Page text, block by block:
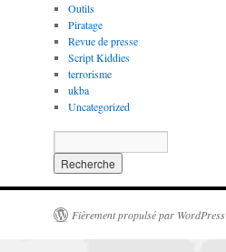
Outils
Piratage
Revue de presse
Script Kiddies
terrorisme
ukba
Uncategorized
Fièrement propulsé par WordPress